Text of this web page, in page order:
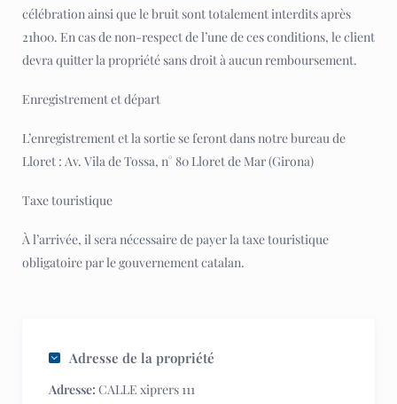
célébration ainsi que le bruit sont totalement interdits après
21h00. En cas de non-respect de l’une de ces conditions, le client
devra quitter la propriété sans droit à aucun remboursement.
Enregistrement et départ
L’enregistrement et la sortie se feront dans notre bureau de
Lloret : Av. Vila de Tossa, n° 80 Lloret de Mar (Girona)
Taxe touristique
À l’arrivée, il sera nécessaire de payer la taxe touristique
obligatoire par le gouvernement catalan.
Adresse de la propriété
Adresse: CALLE xiprers 111